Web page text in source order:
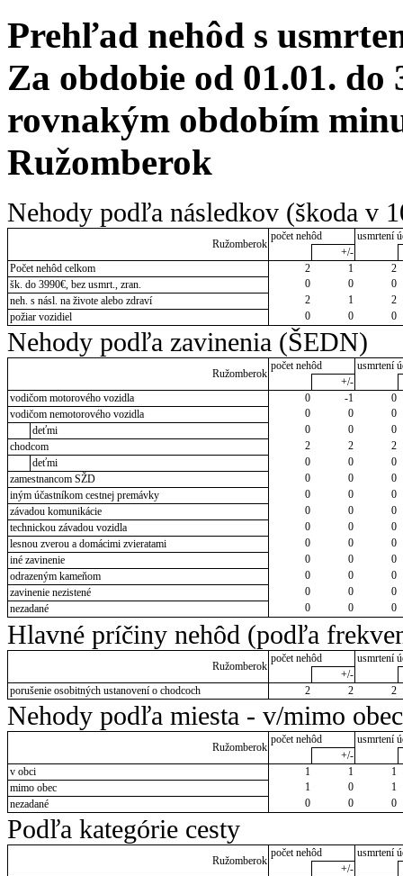
Prehľad nehôd s
Za obdobie od 01.01. do
rovnakým obdobím
Ružomberok
Nehody podľa následkov (škoda v
Ružomberok
počet nehôd
usmrtení
+/-
Počet nehôd celkom
2 1
2
šk. do 3990€, bez usmrt., zran.
0 0
0
neh. s násl. na živote alebo zdraví
2 1
2
požiar vozidiel
0 0 0
Nehody podľa zavinenia (ŠEDN)
Ružomberok
počet nehôd
usmrtení
+/-
vodičom motorového vozidla
0 -1
0
vodičom nemotorového vozidla
0 0
0
deťmi
0 0
0
chodcom
2 2
2
deťmi
0 0
0
zamestnancom SŽD
0 0
0
iným účastníkom cestnej premávky
0 0
0
závadou komunikácie
0 0
0
technickou závadou vozidla
0 0
0
lesnou zverou a domácimi zvieratami
0 0
0
iné zavinenie
0 0
0
odrazeným kameňom
0 0
0
zavinenie nezistené
0 0
0
nezadané
0 0 0
Hlavné príčiny nehôd (podľa
Ružomberok
počet nehôd
usmrtení
+/-
porušenie osobitných ustanovení o chodcoch
2 2 2
Nehody podľa miesta - v/mimo obec
Ružomberok
počet nehôd
usmrtení
+/-
v obci
1 1
1
mimo obec
1 0
1
nezadané
0 0 0
Podľa kategórie cesty
Ružomberok
počet nehôd
usmrtení
+/-